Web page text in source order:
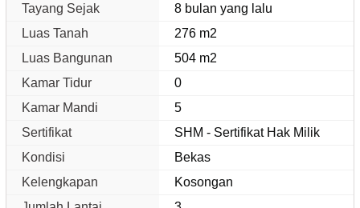
Tayang Sejak
8 bulan yang lalu
Luas Tanah
276 m2
Luas Bangunan
504 m2
Kamar Tidur
0
Kamar Mandi
5
Sertifikat
SHM - Sertifikat Hak Milik
Kondisi
Bekas
Kelengkapan
Kosongan